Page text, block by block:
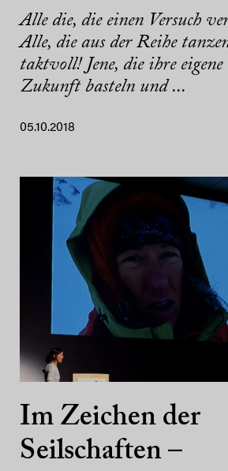
Alle die, die einen Versuch
Alle, die aus der Reihe
taktvoll! Jene, die ihre eigene
Zukunft basteln und ...
05.10.2018
Im Zeichen der
Seilschaften –